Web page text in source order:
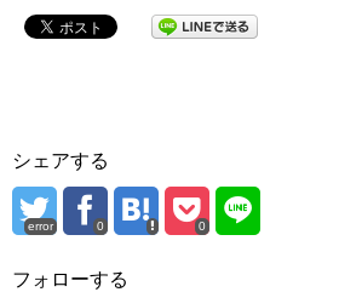
シェアする
error 0 0
フォローする